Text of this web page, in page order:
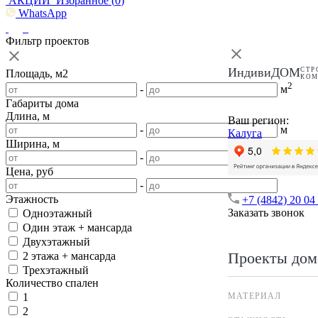
WhatsApp
ИндивиДОМ
Ваш регион:
Калуга
+7 (4842) 20 04
Заказать звонок
Проекты
МАТЕРИАЛ
Фильтр проектов
Площадь, м2
-
м2
Габариты дома
Длина, м
-
м
Ширина, м
-
м
Цена, руб
-
Этажность
Одноэтажный
Один этаж + мансарда
Двухэтажный
2 этажа + мансарда
Трехэтажный
Количество спален
1
2